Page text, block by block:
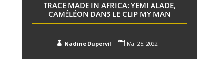
TRACE MADE IN AFRICA: YEMI ALADE,
CAMÉLÉON DANS LE CLIP MY MAN
 Nadine Dupervil  Mai 25, 2022